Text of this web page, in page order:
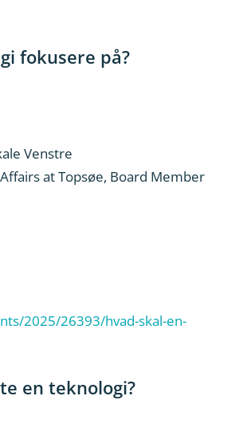
fokusere på?
Venstre
at Topsøe, Board Member
2025/26393/hvad-skal-en-
en teknologi?